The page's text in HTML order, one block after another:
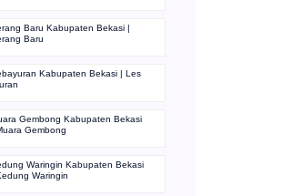
Baru Kabupaten Bekasi |
Baru
Kabupaten Bekasi | Les
Gembong Kabupaten Bekasi
Gembong
Waringin Kabupaten Bekasi
Waringin